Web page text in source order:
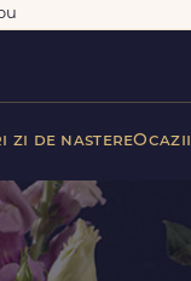
zi de nastereOcazii